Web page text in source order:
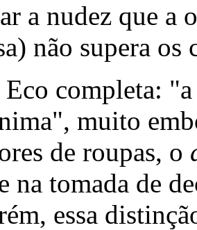
a nudez que a
não supera
completa:
muito
de roupas, o
na tomada de
essa